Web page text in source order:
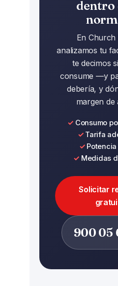
eléctrica de un
dentro
En Church
analizamos tu
te decimos
consume —y
debería, y
margen
Consumo
Tarifa
Medidas
Solicitar
900 05